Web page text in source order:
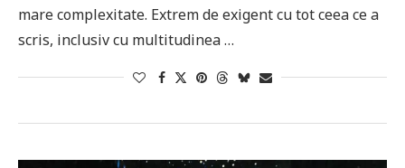
mare complexitate. Extrem de exigent cu tot ceea ce a
scris, inclusiv cu multitudinea …